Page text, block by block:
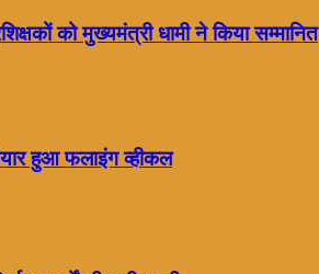
को मुख्यमंत्री धामी ने किया सम्मानित
हुआ फलाइंग व्हीकल